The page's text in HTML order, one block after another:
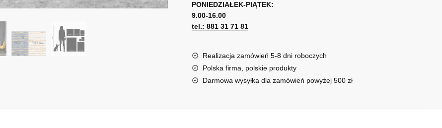
piękna
t
e
r
a
t
i
PONIEDZIAŁEK-PIĄTEK:
9.00-16.00
tel.: 881 31 71 81
Realizacja zamówień 5-8 dni roboczych
Polska firma, polskie produkty
Darmowa wysyłka dla zamówień powyżej 500 zł